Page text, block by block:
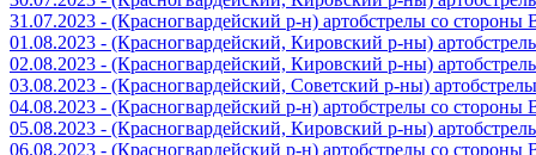
31.07.2023 - (Красногвардейский р-н) артобстрелы со
01.08.2023 - (Красногвардейский, Кировский р-ны)
02.08.2023 - (Красногвардейский, Кировский р-ны)
03.08.2023 - (Красногвардейский, Советский р-ны)
04.08.2023 - (Красногвардейский р-н) артобстрелы со
05.08.2023 - (Красногвардейский, Кировский р-ны)
06.08.2023 - (Красногвардейский р-н) артобстрелы со